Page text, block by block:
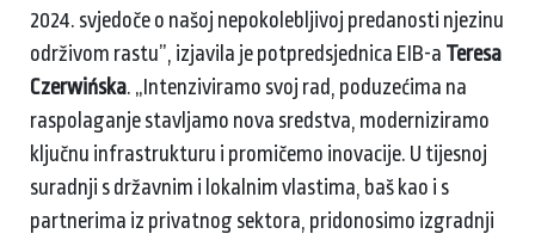
2024. svjedoče o našoj nepokolebljivoj predanosti njezinu
održivom rastu”, izjavila je potpredsjednica EIB-a Teresa
Czerwińska. „Intenziviramo svoj rad, poduzećima na
raspolaganje stavljamo nova sredstva, moderniziramo
ključnu infrastrukturu i promičemo inovacije. U tijesnoj
suradnji s državnim i lokalnim vlastima, baš kao i s
partnerima iz privatnog sektora, pridonosimo izgradnji